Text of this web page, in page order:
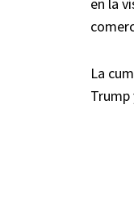
en la
La
Trump